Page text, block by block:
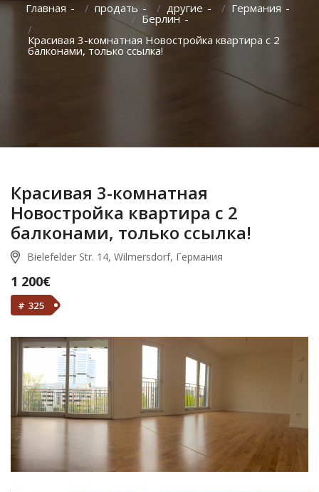
Главная продать другие Германия
Берлин
Красивая 3-комнатная Новостройка квартира с 2
балконами, только ссылка!
Красивая 3-комнатная
Новостройка квартира с 2
балконами, только ссылка!
Bielefelder Str. 14, Wilmersdorf, Германия
1 200€
# 325